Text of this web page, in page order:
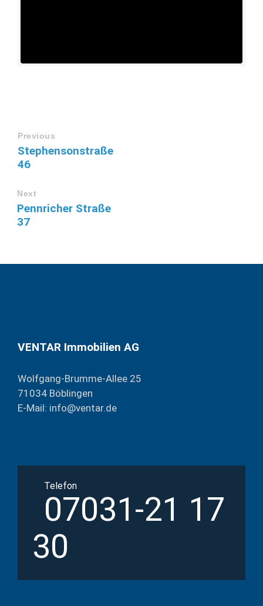
Previous
Stephensonstraße
46
Next
Pennricher Straße
37
VENTAR Immobilien AG
Wolfgang-Brumme-Allee 25
71034 Böblingen
E-Mail: info@ventar.de
Telefon
07031-21 17
30